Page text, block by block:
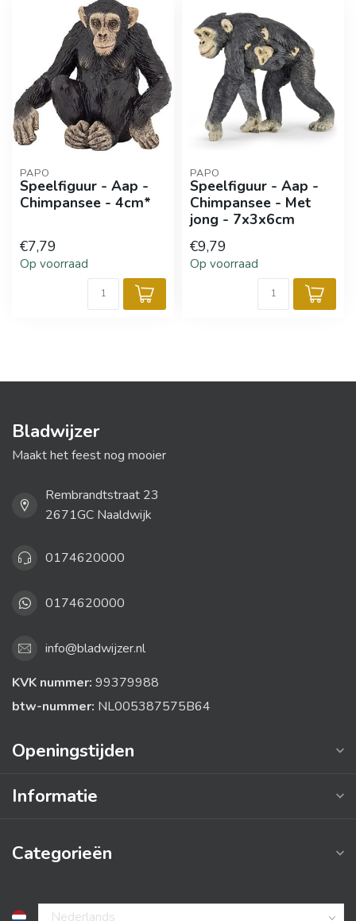
PAPO
Speelfiguur - Aap -
Chimpansee - 4cm*
€7,79
Op voorraad
PAPO
Speelfiguur - Aap -
Chimpansee - Met
jong - 7x3x6cm
€9,79
Op voorraad
Bladwijzer
Maakt het feest nog mooier
Rembrandtstraat 23
2671GC Naaldwijk
0174620000
0174620000
info@bladwijzer.nl
KVK nummer: 99379988
btw-nummer: NL005387575B64
Openingstijden
Informatie
Categorieën